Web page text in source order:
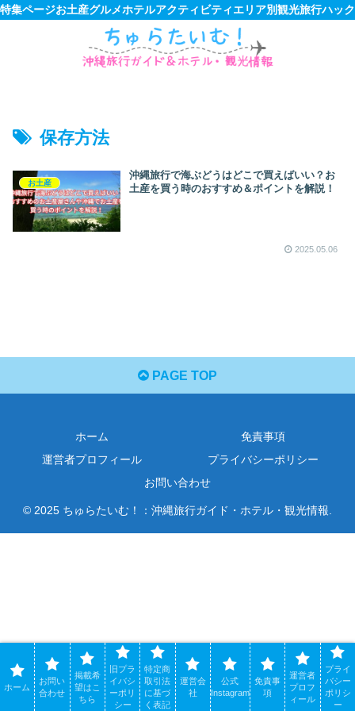
特集ページお土産グルメホテルアクティビティエリア別観光旅行ハック
保存方法
お土産
沖縄旅行で海ぶどうはどこで買えばいい？お
土産を買う時のおすすめ＆ポイントを解説！
2025.05.06
PAGE TOP
ホーム
免責事項
運営者プロフィール
プライバシーポリシー
お問い合わせ
© 2025 ちゅらたいむ！：沖縄旅行ガイド・ホテル・観光情報.
ホーム
お問い
合わせ
掲載希
望はこ
ちら
旧プラ
イバシ
ーポリ
シー
特定商
取引法
に基づ
く表記
運営会
社
公式
Instagram
免責事
項
運営者
プロフ
ィール
プライ
バシー
ポリシ
ー